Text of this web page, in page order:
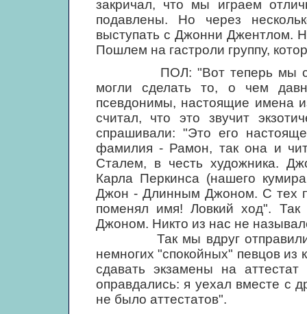
закричал, что мы играем
подавлены. Но через
выступать с Джонни Джентлом.
Пошлем на гастроли группу,
ПОЛ: "Вот теперь мы
могли сделать то, о чем
псевдонимы, настоящие имена
считал, что это звучит
спрашивали: "Это его
фамилия - Рамон, так она и
Сталем, в честь художника.
Карла Перкинса (нашего
Джон - Длинным Джоном. С тех
поменял имя! Ловкий ход".
Джоном. Никто из нас не
Так мы вдруг отправились
немногих "спокойных" певцов
сдавать экзамены на
оправдались: я уехал вместе с
не было аттестатов".